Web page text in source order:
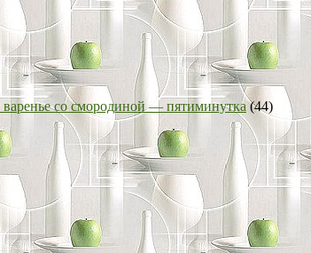
со смородиной — пятиминутка (44)